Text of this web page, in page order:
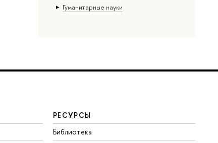
Гуманитарные науки
РЕСУРСЫ
Библиотека